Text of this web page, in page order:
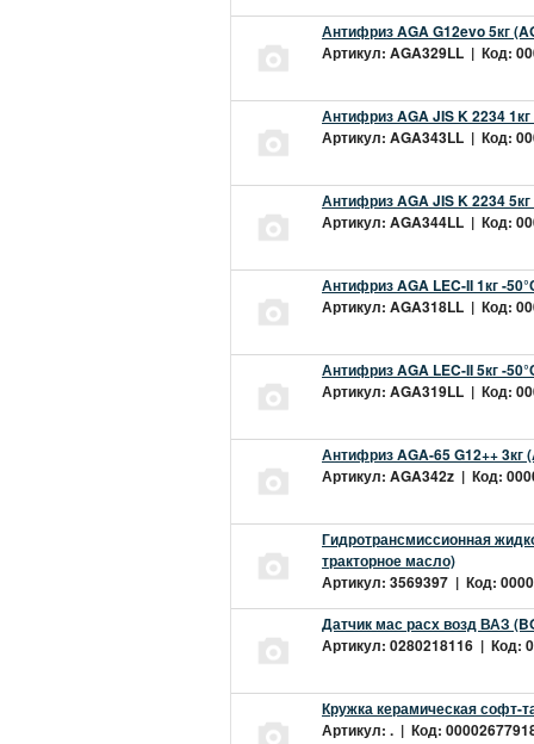
Антифриз AGA G12evo 5кг
Артикул: AGA329LL | Код:
Антифриз AGA JIS K 2234
Артикул: AGA343LL | Код:
Антифриз AGA JIS K 2234
Артикул: AGA344LL | Код:
Антифриз AGA LEC-II 1кг -
Артикул: AGA318LL | Код:
Антифриз AGA LEC-II 5кг -
Артикул: AGA319LL | Код:
Антифриз AGA-65 G12++ 3кг
Артикул: AGA342z | Код:
Гидротрансмиссионная
тракторное масло)
Артикул: 3569397 | Код:
Датчик мас расх возд ВАЗ
Артикул: 0280218116 | Код:
Кружка керамическая софт-
Артикул: . | Код: